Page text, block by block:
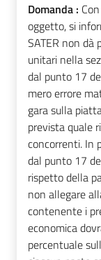
Domanda :
oggetto, si
SATER non dà
unitari nella
dal punto 17
mero errore
gara sulla
prevista quale
concorrenti. In
dal punto 17
rispetto della
non allegare
contenente i
economica
percentuale